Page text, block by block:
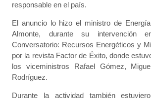
responsable en el país.
El anuncio lo hizo el ministro de
Almonte, durante su intervención
Conversatorio: Recursos Energéticos y
por la revista Factor de Éxito, donde
los viceministros Rafael Gómez,
Rodríguez.
Durante la actividad también